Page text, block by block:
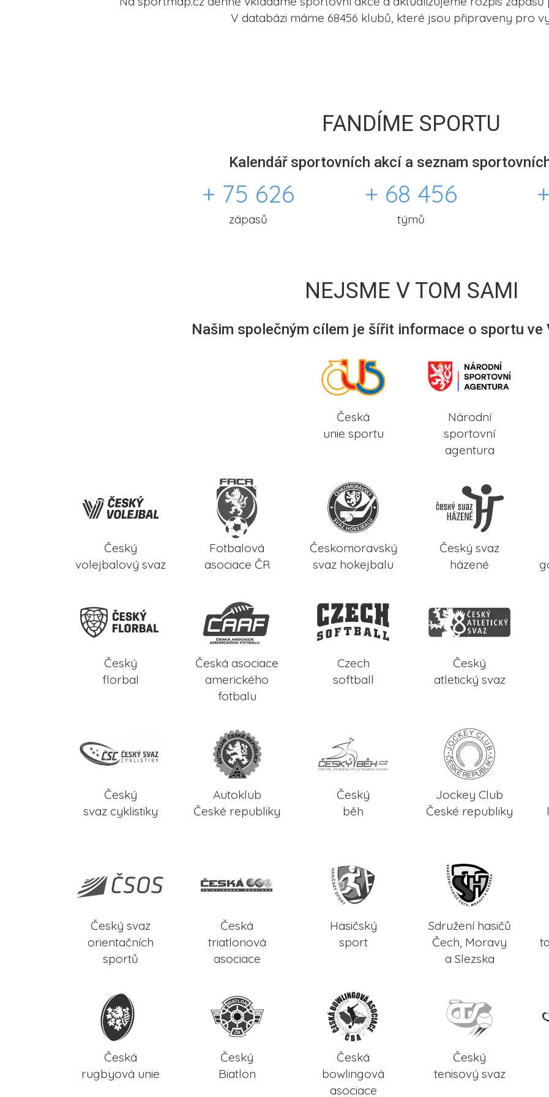
V databázi máme 68456 klubů, které jsou připraveny pro
FANDÍME SPORTU
Kalendář sportovních akcí a seznam
+ 75 626
zápasů
+ 68 456
týmů
NEJSME V TOM SAMI
Našim společným cílem je šířit informace o sportu ve
Česká
unie sportu
Národní
sportovní
agentura
Český
volejbalový svaz
Fotbalová
asociace ČR
Českomoravský
svaz hokejbalu
Český svaz
házené
Český
florbal
Česká asociace
amerického
fotbalu
Czech
softball
Český
atletický svaz
Český
svaz cyklistiky
Autoklub
České republiky
Český
běh
Jockey Club
České republiky
Český svaz
orientačních
sportů
Česká
triatlonová
asociace
Hasičský
sport
Sdružení hasičů
Čech, Moravy
a Slezska
Česká
rugbyová unie
Český
Biatlon
Česká
bowlingová
asociace
Český
tenisový svaz